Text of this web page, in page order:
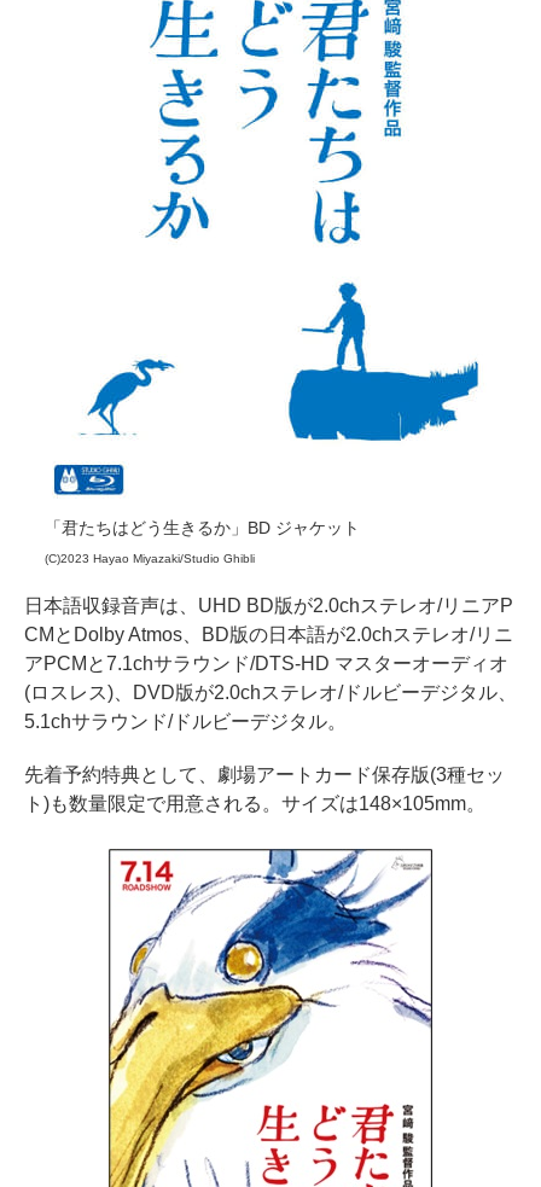
「君たちはどう生きるか」BD ジャケット
(C)2023 Hayao Miyazaki/Studio Ghibli
日本語収録音声は、UHD BD版が2.0chステレオ/リニアP
CMとDolby Atmos、BD版の日本語が2.0chステレオ/リニ
アPCMと7.1chサラウンド/DTS-HD マスターオーディオ
(ロスレス)、DVD版が2.0chステレオ/ドルビーデジタル、
5.1chサラウンド/ドルビーデジタル。
先着予約特典として、劇場アートカード保存版(3種セッ
ト)も数量限定で用意される。サイズは148×105mm。